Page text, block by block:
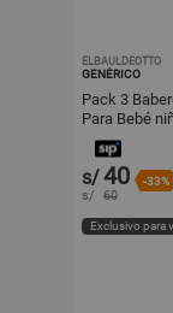
ELBAULDEOTTO
GENÉRICO
Pack 3
Para Bebé
s/40 -33%
s/ 60
Exclusivo para